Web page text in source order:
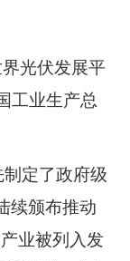
光伏发展平
工业生产总
定了政府级
续颁布推动
业被列入发